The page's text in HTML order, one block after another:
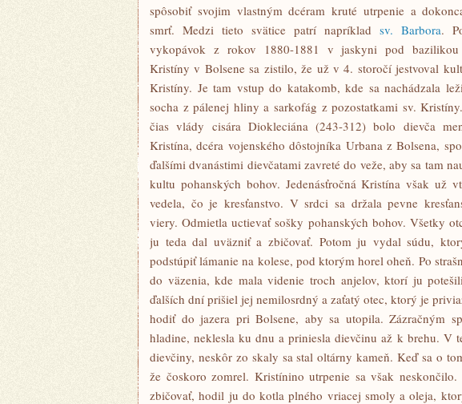
spôsobiť svojim vlastným dcéram kruté utrpenie a
smrť. Medzi tieto svätice patrí napríklad sv. Barbora.
vykopávok z rokov 1880-1881 v jaskyni pod
Kristíny v Bolsene sa zistilo, že už v 4. storočí jestvoval
Kristíny. Je tam vstup do katakomb, kde sa nachádzala
socha z pálenej hliny a sarkofág z pozostatkami sv.
čias vlády cisára Diokleciána (243-312) bolo dievča
Kristína, dcéra vojenského dôstojníka Urbana z Bolsena,
ďalšími dvanástimi dievčatami zavreté do veže, aby sa tam
kultu pohanských bohov. Jedenásťročná Kristína však už
vedela, čo je kresťanstvo. V srdci sa držala pevne
viery. Odmietla uctievať sošky pohanských bohov. Všetky
ju teda dal uväzniť a zbičovať. Potom ju vydal súdu,
podstúpiť lámanie na kolese, pod ktorým horel oheň. Po
do väzenia, kde mala videnie troch anjelov, ktorí ju
ďalších dní prišiel jej nemilosrdný a zaťatý otec, ktorý je
hodiť do jazera pri Bolsene, aby sa utopila. Zázračným
hladine, neklesla ku dnu a priniesla dievčinu až k brehu. V
dievčiny, neskôr zo skaly sa stal oltárny kameň. Keď sa o
že čoskoro zomrel. Kristínino utrpenie sa však
zbičovať, hodil ju do kotla plného vriacej smoly a oleja,